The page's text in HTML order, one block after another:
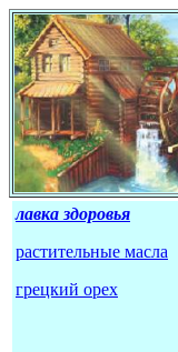
лавка здоровья
растительные масла
грецкий орех